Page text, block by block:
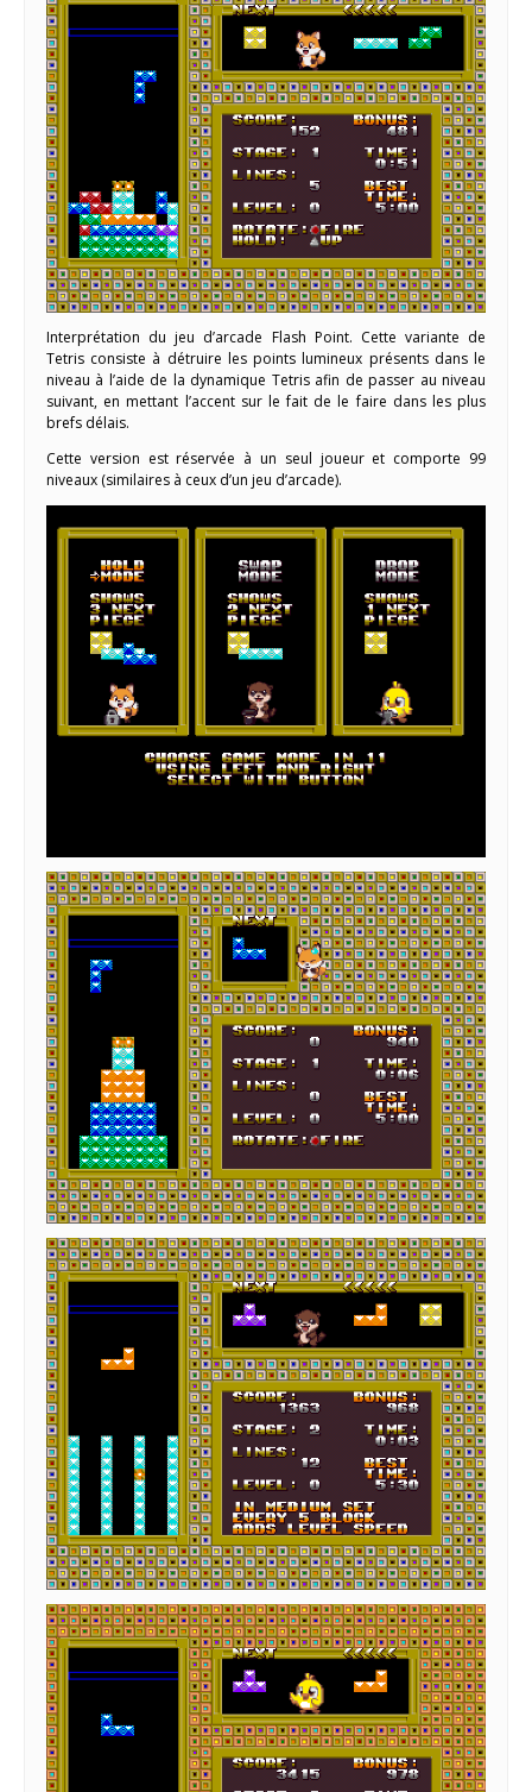
Interprétation du jeu d’arcade Flash Point. Cette variante de
Tetris consiste à détruire les points lumineux présents dans le
niveau à l’aide de la dynamique Tetris afin de passer au niveau
suivant, en mettant l’accent sur le fait de le faire dans les plus
brefs délais.
Cette version est réservée à un seul joueur et comporte 99
niveaux (similaires à ceux d’un jeu d’arcade).